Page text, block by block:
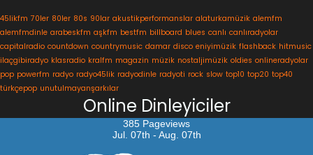
45likfm 70ler 80ler 80s 90lar akustikperformanslar alaturkamüzik alemfm
alemfmdinle arabeskfm aşkfm bestfm billboard blues canlı canlıradyolar
capitalradio countdown countrymusic damar disco eniyimüzik flashback hitmusic
ilaçgibiradyo klasradio kralfm magazin müzik nostaljimüzik oldies onlineradyolar
pop powerfm radyo radyo45lik radyodinle radyoti rock slow top10 top20 top40
türkçepop unutulmayanşarkılar
Online Dinleyiciler
385 Pageviews
Jul. 07th - Aug. 07th